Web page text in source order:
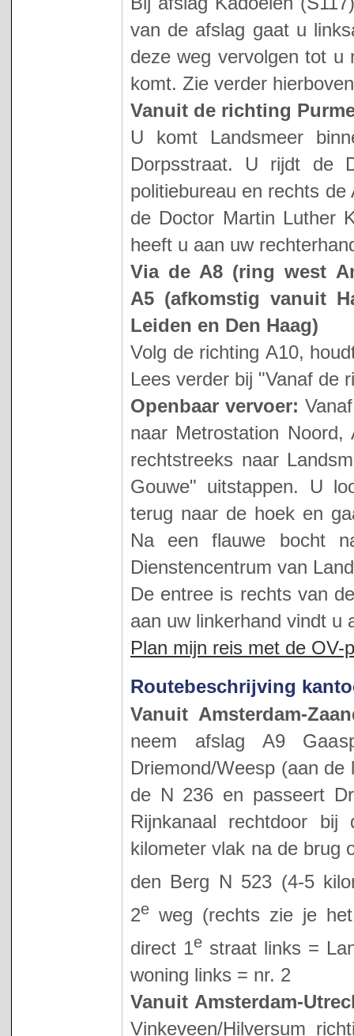
van de afslag gaat u
deze weg vervolgen tot u
komt. Zie verder
Vanuit de richting
U komt Landsmeer
Dorpsstraat. U rijdt de
politiebureau en rechts
de Doctor Martin Luther
heeft u aan uw
Via de A8 (ring west
A5 (afkomstig vanuit
Leiden en Den Haag)
Volg de richting A10,
Lees verder bij "Vanaf de
Openbaar vervoer:
naar Metrostation
rechtstreeks naar
Gouwe" uitstappen. U
terug naar de hoek en
Na een flauwe bocht
Dienstencentrum van
De entree is rechts van
aan uw linkerhand vindt
Plan mijn reis met de OV-
Routebeschrijving
Vanuit Amsterdam-
neem afslag A9
Driemond/Weesp (aan
de N 236 en passeert
Rijnkanaal rechtdoor
kilometer vlak na de brug
den Berg N 523 (4-5
2e weg (rechts zie je
direct 1estraat links =
woning links = nr. 2
Vanuit Amsterdam-
Vinkeveen/Hilversum